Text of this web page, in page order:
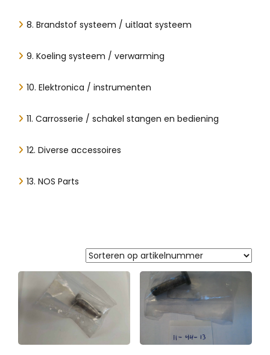
8. Brandstof systeem / uitlaat systeem
9. Koeling systeem / verwarming
10. Elektronica / instrumenten
11. Carrosserie / schakel stangen en bediening
12. Diverse accessoires
13. NOS Parts